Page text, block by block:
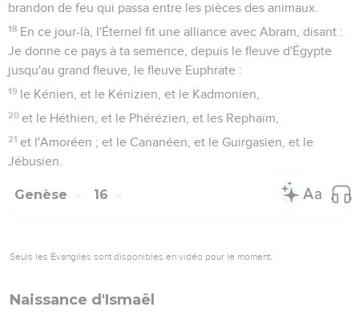
brandon de feu qui passa entre les pièces des animaux.
18 En ce jour-là, l'Éternel fit une alliance avec Abram, disant :
Je donne ce pays à ta semence, depuis le fleuve d'Égypte
jusqu'au grand fleuve, le fleuve Euphrate :
19 le Kénien, et le Kénizien, et le Kadmonien,
20 et le Héthien, et le Phérézien, et les Rephaïm,
21 et l'Amoréen ; et le Cananéen, et le Guirgasien, et le
Jébusien.
Genèse 16
Seuls les Évangiles sont disponibles en vidéo pour le moment.
Naissance d'Ismaël